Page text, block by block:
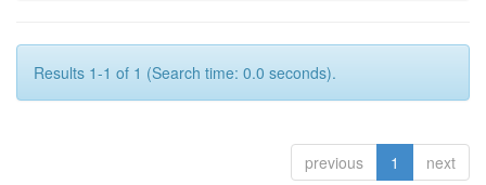
Results 1-1 of 1 (Search time: 0.0 seconds).
previous 1 next